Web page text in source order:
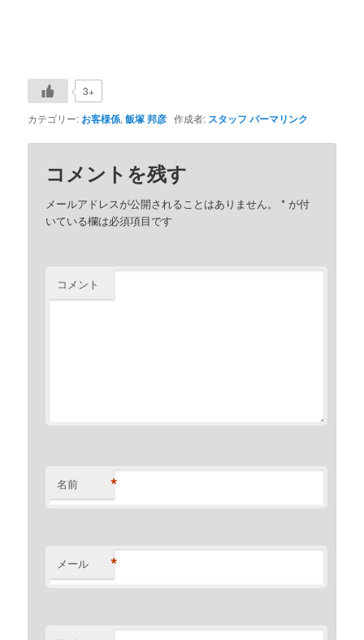
3+
カテゴリー: お客様係,飯塚 邦彦 作成者: スタッフ パーマリンク
コメントを残す
メールアドレスが公開されることはありません。 * が付
いている欄は必須項目です
コメント
名前 *
メール *